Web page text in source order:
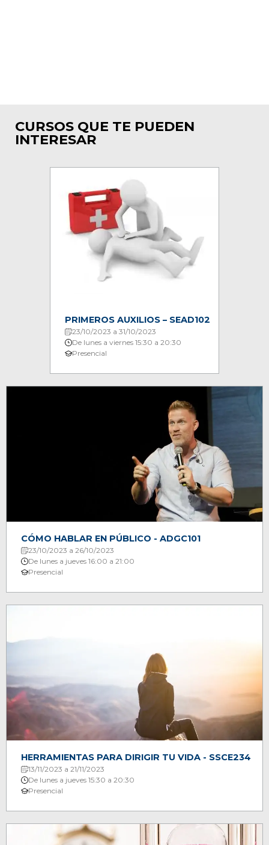
CURSOS QUE TE PUEDEN
INTERESAR
PRIMEROS AUXILIOS – SEAD102
23/10/2023 a 31/10/2023
De lunes a viernes 15:30 a 20:30
Presencial
CÓMO HABLAR EN PÚBLICO - ADGC101
23/10/2023 a 26/10/2023
De lunes a jueves 16:00 a 21:00
Presencial
HERRAMIENTAS PARA DIRIGIR TU VIDA - SSCE234
13/11/2023 a 21/11/2023
De lunes a jueves 15:30 a 20:30
Presencial